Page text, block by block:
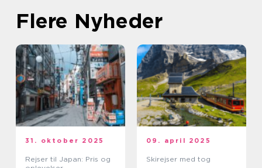
Flere Nyheder
31. oktober 2025
Rejser til Japan: Pris og
09. april 2025
Skirejser med tog